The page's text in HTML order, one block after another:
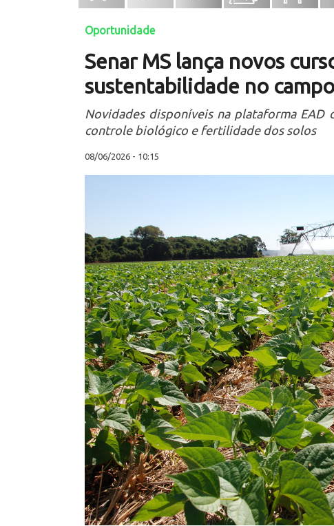
Oportunidade
Senar MS lança novos
sustentabilidade no campo
Novidades disponíveis na plataforma EAD
controle biológico e fertilidade dos solos
08/06/2026 - 10:15